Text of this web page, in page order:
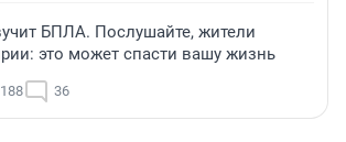
БПЛА. Послушайте, жители
это может спасти вашу жизнь
36